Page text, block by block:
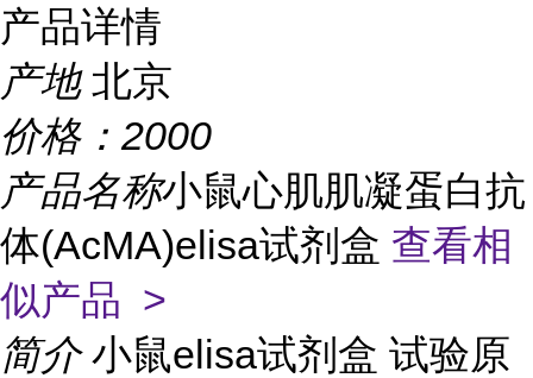
产品详情
产地 北京
价格： 2000
产品名称小鼠心肌肌凝蛋白抗
体(AcMA)elisa试剂盒 查看相
似产品 >
简介 小鼠elisa试剂盒 试验原